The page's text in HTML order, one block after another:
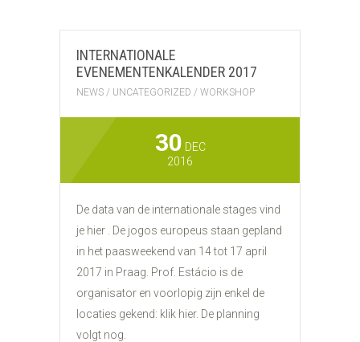
INTERNATIONALE
EVENEMENTENKALENDER 2017
NEWS / UNCATEGORIZED / WORKSHOP
30 DEC
2016
De data van de internationale stages vind
je hier . De jogos europeus staan gepland
in het paasweekend van 14 tot 17 april
2017 in Praag. Prof. Estácio is de
organisator en voorlopig zijn enkel de
locaties gekend: klik hier. De planning
volgt nog.